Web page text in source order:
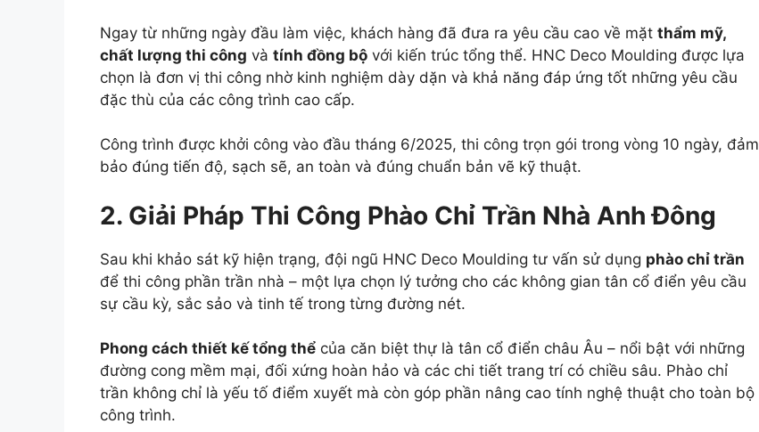
Ngay từ những ngày đầu làm việc, khách hàng đã đưa ra yêu cầu cao về mặt thẩm mỹ,
chất lượng thi công và tính đồng bộ với kiến trúc tổng thể. HNC Deco Moulding được lựa
chọn là đơn vị thi công nhờ kinh nghiệm dày dặn và khả năng đáp ứng tốt những yêu cầu
đặc thù của các công trình cao cấp.
Công trình được khởi công vào đầu tháng 6/2025, thi công trọn gói trong vòng 10 ngày, đảm
bảo đúng tiến độ, sạch sẽ, an toàn và đúng chuẩn bản vẽ kỹ thuật.
2. Giải Pháp Thi Công Phào Chỉ Trần Nhà Anh Đông
Sau khi khảo sát kỹ hiện trạng, đội ngũ HNC Deco Moulding tư vấn sử dụng phào chỉ trần
để thi công phần trần nhà – một lựa chọn lý tưởng cho các không gian tân cổ điển yêu cầu
sự cầu kỳ, sắc sảo và tinh tế trong từng đường nét.
Phong cách thiết kế tổng thể của căn biệt thự là tân cổ điển châu Âu – nổi bật với những
đường cong mềm mại, đối xứng hoàn hảo và các chi tiết trang trí có chiều sâu. Phào chỉ
trần không chỉ là yếu tố điểm xuyết mà còn góp phần nâng cao tính nghệ thuật cho toàn bộ
công trình.